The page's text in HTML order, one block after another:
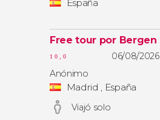
España
Free tour por Bergen
10,0
06/08/2026
Anónimo
Madrid , España
Viajó solo